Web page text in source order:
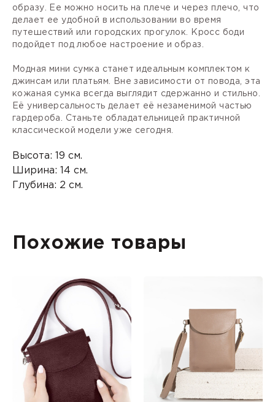
образу. Ее можно носить на плече и через плечо, что
делает ее удобной в использовании во время
путешествий или городских прогулок. Кросс боди
подойдет под любое настроение и образ.
Модная мини сумка станет идеальным комплектом к
джинсам или платьям. Вне зависимости от повода, эта
кожаная сумка всегда выглядит сдержанно и стильно.
Её универсальность делает её незаменимой частью
гардероба. Станьте обладательницей практичной
классической модели уже сегодня.
Высота: 19 см.
Ширина: 14 см.
Глубина: 2 см.
Похожие товары